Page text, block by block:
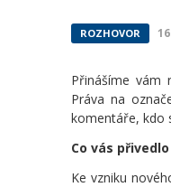
ROZHOVOR
Přinášíme vám
Práva na
komentáře, kdo
Co vás
Ke vzniku